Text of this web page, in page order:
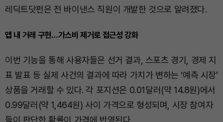
레딕트닷펀은 전 바이낸스 직원이 개발한 것으로 알려졌다.
앱 내 거래 구현…가스비 제거로 접근성 강화
이번 기능을 통해 사용자들은 선거 결과, 스포츠 경기, 경제 지
표 발표 등 실제 사건의 결과에 따라 가치가 변하는 ‘예측 시장’
상품을 거래할 수 있다. 각 포지션은 0.01달러(약 14.8원)에서
0.99달러(약 1,464원) 사이 가격으로 형성되며, 시장 참여자
들이 판단한 확률이 가격에 반영된다.